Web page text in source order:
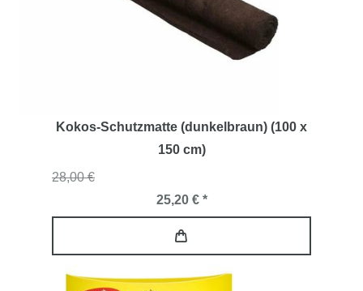
Kokos-Schutzmatte (dunkelbraun) (100 x
150 cm)
28,00 €
25,20 € *